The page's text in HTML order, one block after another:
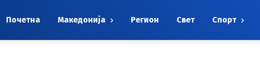
Почетна Македонија Регион Свет Спорт